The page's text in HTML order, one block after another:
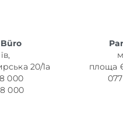
20/1а
000
000
площа